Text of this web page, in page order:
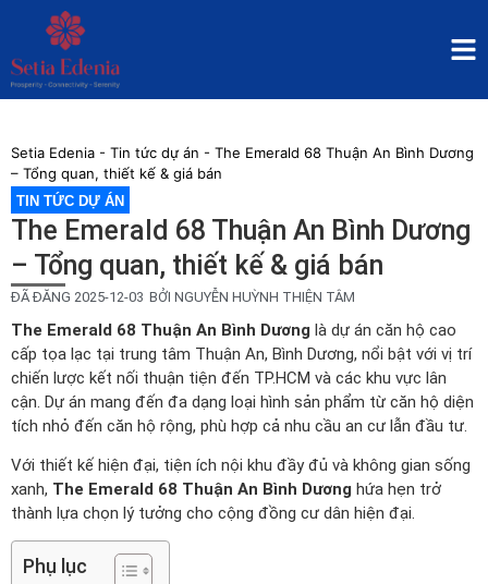
Setia Edenia - Tin tức dự án - The Emerald 68 Thuận An Bình Dương
– Tổng quan, thiết kế & giá bán
TIN TỨC DỰ ÁN
The Emerald 68 Thuận An Bình Dương
– Tổng quan, thiết kế & giá bán
ĐÃ ĐĂNG 2025-12-03 BỞI NGUYỄN HUỲNH THIỆN TÂM
The Emerald 68 Thuận An Bình Dương là dự án căn hộ cao
cấp tọa lạc tại trung tâm Thuận An, Bình Dương, nổi bật với vị trí
chiến lược kết nối thuận tiện đến TP.HCM và các khu vực lân
cận. Dự án mang đến đa dạng loại hình sản phẩm từ căn hộ diện
tích nhỏ đến căn hộ rộng, phù hợp cả nhu cầu an cư lẫn đầu tư.
Với thiết kế hiện đại, tiện ích nội khu đầy đủ và không gian sống
xanh, The Emerald 68 Thuận An Bình Dương hứa hẹn trở
thành lựa chọn lý tưởng cho cộng đồng cư dân hiện đại.
Phụ lục